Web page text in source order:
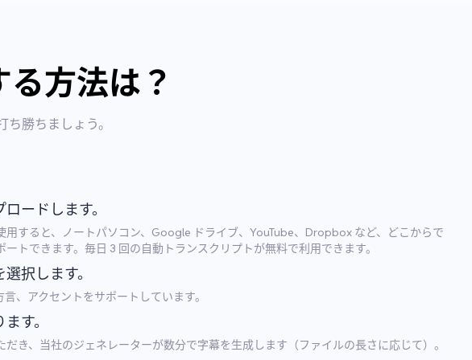
方法は？
勝ちましょう。
ードします。
用すると、ノートパソコン、Google ドライブ、YouTube、Dropbox など、どこからで
ートできます。毎日 3 回の自動トランスクリプトが無料で利用できます。
択します。
、アクセントをサポートしています。
す。
だき、当社のジェネレーターが数分で字幕を生成します（ファイルの長さに応じて）。